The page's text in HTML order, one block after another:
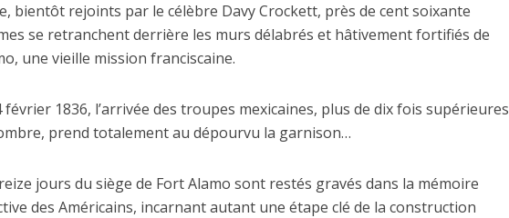
bientôt rejoints par le célèbre Davy Crockett, près de cent soixante
se retranchent derrière les murs délabrés et hâtivement fortifiés de
une vieille mission franciscaine.
février 1836, l’arrivée des troupes mexicaines, plus de dix fois supérieures
prend totalement au dépourvu la garnison…
jours du siège de Fort Alamo sont restés gravés dans la mémoire
des Américains, incarnant autant une étape clé de la construction